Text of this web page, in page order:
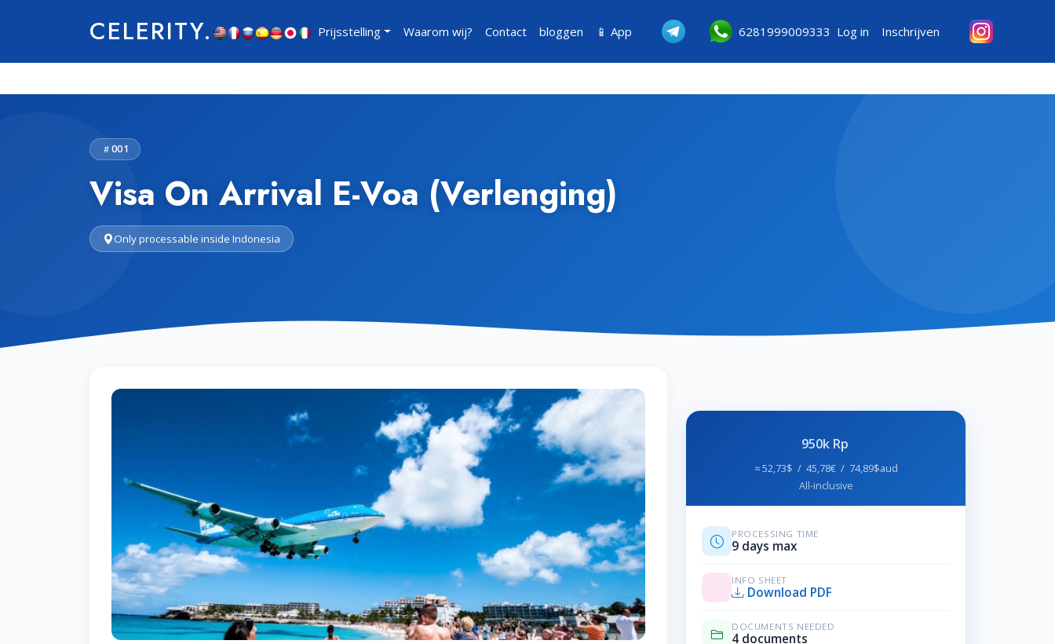
CELERITY. Prijsstelling Waarom wij? Contact bloggen 📱 App 6281999009333 Log in Inschrijven
001
Visa On Arrival E-Voa (Verlenging)
Only processable inside Indonesia
950k Rp
≈ 52,73$ / 45,78€ / 74,89$aud
All-inclusive
PROCESSING TIME
9 days max
INFO SHEET
Download PDF
DOCUMENTS NEEDED
4 documents